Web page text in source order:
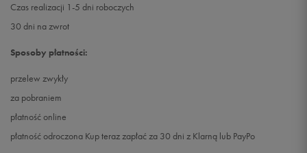
Czas realizacji 1-5 dni roboczych
30 dni na zwrot
Sposoby płatności:
przelew zwykły
za pobraniem
płatność online
płatność odroczona Kup teraz zapłać za 30 dni z Klarną lub PayPo